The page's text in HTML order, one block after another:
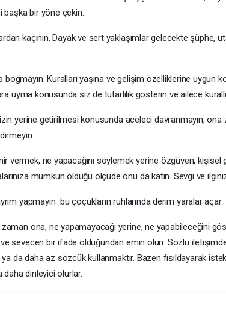
başka bir yöne çekin.
kaçının. Dayak ve sert yaklaşımlar gelecekte şüphe,
Kuralları yaşına ve gelişim özelliklerine uygun
uyma konusunda siz de tutarlılık gösterin ve ailece
yerine getirilmesi konusunda aceleci davranmayın, ona
vermek, ne yapacağını söylemek yerine özgüven,
mümkün olduğu ölçüde onu da katın. Sevgi ve
yapmayın bu çoçukların ruhlarında derim yaralar açar.
zaman ona, ne yapamayacağı yerine, ne yapabileceğini
sevecen bir ifade olduğundan emin olun. Sözlü
da daha az sözcük kullanmaktır. Bazen fısıldayarak
dinleyici olurlar.